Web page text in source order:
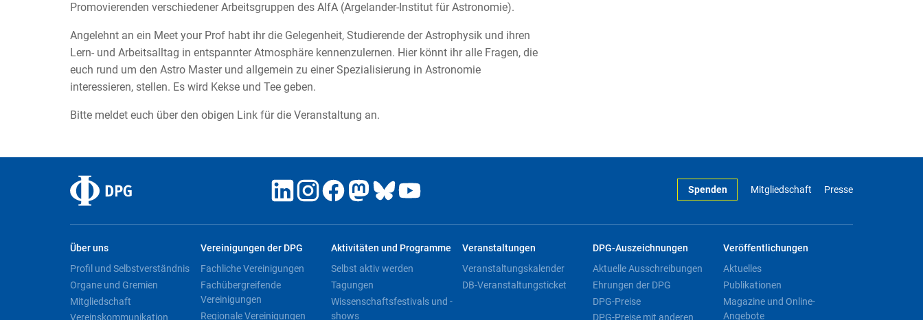
Promovierenden verschiedener Arbeitsgruppen des AIfA (Argelander-Institut für Astronomie).
Angelehnt an ein Meet your Prof habt ihr die Gelegenheit, Studierende der Astrophysik und ihren
Lern- und Arbeitsalltag in entspannter Atmosphäre kennenzulernen. Hier könnt ihr alle Fragen, die
euch rund um den Astro Master und allgemein zu einer Spezialisierung in Astronomie
interessieren, stellen. Es wird Kekse und Tee geben.
Bitte meldet euch über den obigen Link für die Veranstaltung an.
Spenden Mitgliedschaft Presse
Über uns
Profil und Selbstverständnis
Organe und Gremien
Mitgliedschaft
Vereinskommunikation
Vereinigungen der DPG
Fachliche Vereinigungen
Fachübergreifende
Vereinigungen
Regionale Vereinigungen
Aktivitäten und Programme
Selbst aktiv werden
Tagungen
Wissenschaftsfestivals und -
shows
Veranstaltungen
Veranstaltungskalender
DB-Veranstaltungsticket
DPG-Auszeichnungen
Aktuelle Ausschreibungen
Ehrungen der DPG
DPG-Preise
DPG-Preise mit anderen
Veröffentlichungen
Aktuelles
Publikationen
Magazine und Online-
Angebote